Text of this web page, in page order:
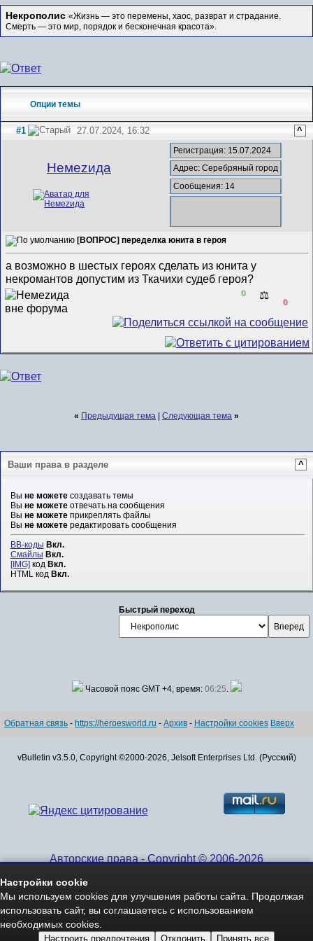
Некрополис «Жизнь — это перемены, хаос, разврат и страдание.
Смерть — это мир, порядок и бесконечная красота».
Опции темы
#1 27.07.2024, 16:32 ^
Немеzида
Регистрация: 15.07.2024
Адрес: Серебряный город
Сообщения: 14
[ВОПРОС] переделка юнита в героя
а возможно в шестых героях сделать из юнита у
некромантов допустим из Ткачихи судеб героя?
0 ⚖️
0
« Предыдущая тема Следующая тема »
Ваши права в разделе ^
Вы не можетесоздавать темы
Вы не можетеотвечать на сообщения
Вы не можетеприкреплять файлы
Вы не можетередактировать сообщения
BB-коды Вкл.
Смайлы Вкл.
[IMG]код Вкл.
HTML код Вкл.
Быстрый переход
Часовой пояс GMT +4, время: 06:25.
Обратная связь - https://heroesworld.ru - Архив - Настройки cookies Вверх
vBulletin v3.5.0, Copyright ©2000-2026, Jelsoft Enterprises Ltd. (Русский)
Авторские права - Copyright © 2006-2026
Настройки cookie
Мы используем cookies для улучшения работы сайта. Продолжая
использовать сайт, вы соглашаетесь с использованием
необходимых cookies.
Настроить предпочтения Отклонить Принять все